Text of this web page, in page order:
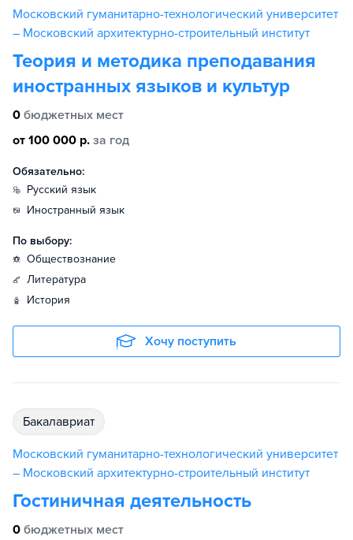
Московский гуманитарно-технологический университет
– Московский архитектурно-строительный институт
Теория и методика преподавания
иностранных языков и культур
0 бюджетных мест
от 100 000 р. за год
Обязательно:
русский язык
иностранный язык
По выбору:
обществознание
литература
история
Хочу поступить
бакалавриат
Московский гуманитарно-технологический университет
– Московский архитектурно-строительный институт
Гостиничная деятельность
0 бюджетных мест